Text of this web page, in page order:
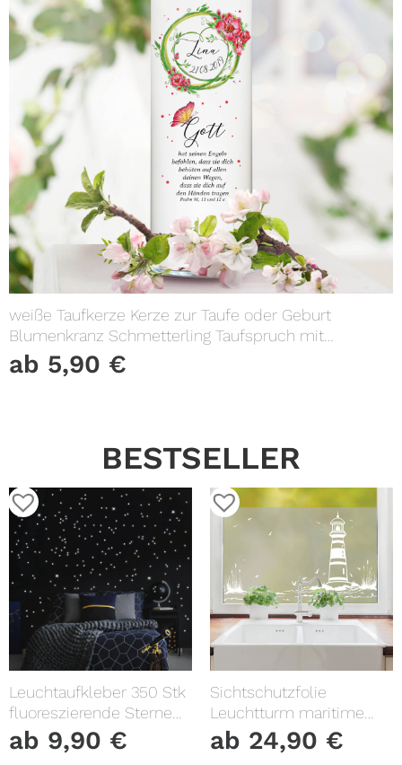
weiße Taufkerze Kerze zur Taufe oder Geburt
Blumenkranz Schmetterling Taufspruch mit
Wunschname & Datum
ab 5,90 €
BESTSELLER
Leuchtaufkleber 350 Stk
fluoreszierende Sterne
und Punkte leuchten im
Dunklen Kinderzimmer
ab 9,90 €
Sichtschutzfolie
Leuchtturm maritime
Fensterfolie Fensterdeko
Milchglasfolie
ab 24,90 €